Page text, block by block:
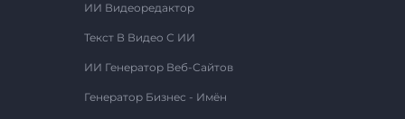
ИИ Видеоредактор
Текст В Видео С ИИ
ИИ Генератор Веб-Сайтов
Генератор Бизнес - Имён